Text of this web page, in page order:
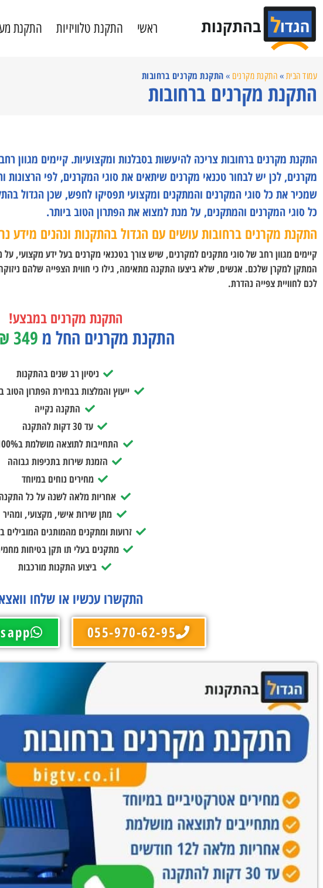
ראשי התקנת טלוויזיות התקנת
עמוד הבית » התקנת מקרנים » התקנת מקרנים ברחובות
התקנת מקרנים ברחובות
התקנת מקרנים ברחובות צריכה להיעשות בסבלנות ומקצועיות. קיימים מגוון
מקרנים, לכן יש לבחור טכנאי מקרנים שיתאים את סוגי המקרנים, לפי
שמכיר את כל סוגי המקרנים והמתקנים ומקצועי תפסיקו לחפש, שכן הגדול
כל סוגי המקרנים והמתקנים, על מנת למצוא את הפתרון הטוב ביותר.
התקנת מקרנים ברחובות עושים עם הגדול בהתקנות ונהנים מידע
קיימים מגוון רחב של סוגי מתקנים למקרנים, שיש צורך בטכנאי מקרנים בעל ידע מקצועי,
המתקן למקרן שלכם. אנשים, שלא ביצעו התקנה מתאימה, גילו כי חווית הצפייה שלהם
לכם לחוויית צפייה נהדרת.
התקנת מקרנים במבצע!
התקנת מקרנים החל מ349 ₪ בלבד!
ניסיון רב שנים בהתקנות
ייעוץ והמלצות בבחירת הפתרון הטוב
התקנה נקייה
עד 30 דקות להתקנה
התחייבות לתוצאה מושלמת ב100%
הזמנת שירות בתכיפות גבוהה
מחירים נוחים במיוחד
אחריות מלאה לשנה על כל התקנה
מתן שירות אישי, מקצועי, ומהיר
זרועות ומתקנים מהמותגים המובילים
מתקנים בעלי תו תקן בטיחות
ביצוע התקנות מורכבות
התקשרו עכשיו או שלחו
055-970-62-95